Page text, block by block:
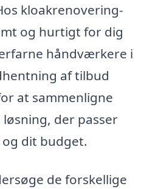
kloakrenovering-
og hurtigt for dig
håndværkere i
af tilbud
at sammenligne
der passer
dit budget.
de forskellige